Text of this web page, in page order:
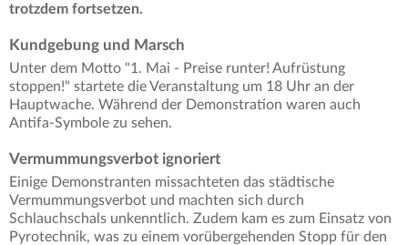
trotzdem fortsetzen.
Kundgebung und Marsch
Unter dem Motto "1. Mai - Preise runter! Aufrüstung
stoppen!" startete die Veranstaltung um 18 Uhr an der
Hauptwache. Während der Demonstration waren auch
Antifa-Symbole zu sehen.
Vermummungsverbot ignoriert
Einige Demonstranten missachteten das städtische
Vermummungsverbot und machten sich durch
Schlauchschals unkenntlich. Zudem kam es zum Einsatz von
Pyrotechnik, was zu einem vorübergehenden Stopp für den